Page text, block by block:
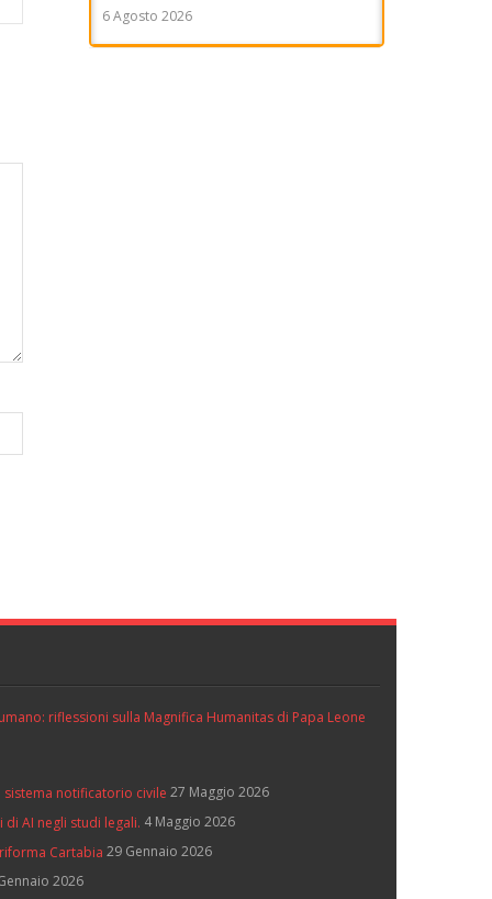
6 Agosto 2026
riflessioni sulla Magnifica Humanitas di Papa Leone
notificatorio civile 27 Maggio 2026
di AI negli studi legali. 4 Maggio 2026
Cartabia 29 Gennaio 2026
2026